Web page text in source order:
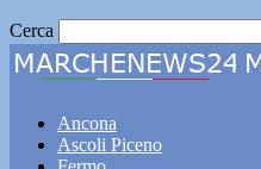
Cerca
Ancona
Ascoli Piceno